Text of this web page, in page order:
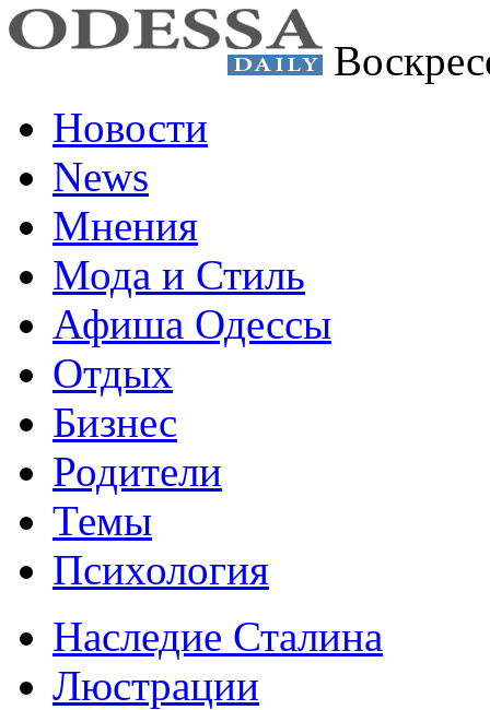
Новости
News
Мнения
Мода и Стиль
Афиша Одессы
Отдых
Бизнес
Родители
Темы
Психология
Наследие Сталина
Люстрации